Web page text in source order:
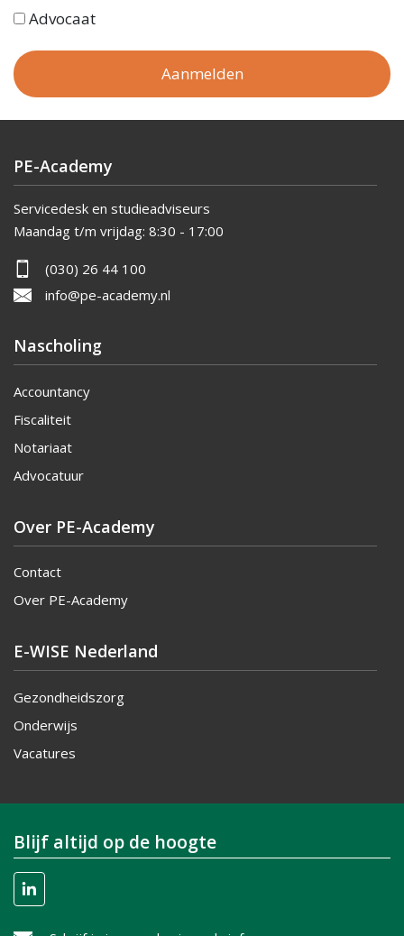
Advocaat
Aanmelden
PE-Academy
Servicedesk en studieadviseurs
Maandag t/m vrijdag: 8:30 - 17:00
(030) 26 44 100
info@pe-academy.nl
Nascholing
Accountancy
Fiscaliteit
Notariaat
Advocatuur
Over PE-Academy
Contact
Over PE-Academy
E-WISE Nederland
Gezondheidszorg
Onderwijs
Vacatures
Blijf altijd op de hoogte